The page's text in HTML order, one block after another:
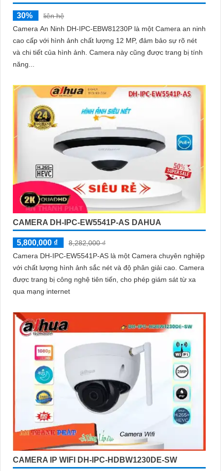
30%
liên hệ
Camera An Ninh DH-IPC-EBW81230P là một Camera an ninh
cao cấp với hình ảnh chất lượng 12 MP, đảm bảo sự rõ nét
và chi tiết của hình ảnh. Camera này cũng được trang bị tính
năng...
CAMERA DH-IPC-EW5541P-AS DAHUA
5,800,000 ₫
8,282,000 ₫
Camera DH-IPC-EW5541P-AS là một Camera chuyên nghiệp
với chất lượng hình ảnh sắc nét và độ phân giải cao. Camera
được trang bị công nghệ tiên tiến, cho phép giám sát từ xa
qua mạng internet
CAMERA IP WIFI DH-IPC-HDBW1230DE-SW